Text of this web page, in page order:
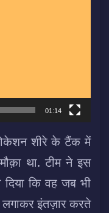
01:14
शीरे के टैंक में
था. टीम ने इस
कि वह जब भी
लगाकर इंतज़ार करते